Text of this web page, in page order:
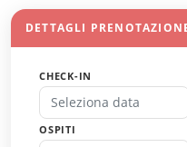
DETTAGLI
CHECK-IN
OSPITI